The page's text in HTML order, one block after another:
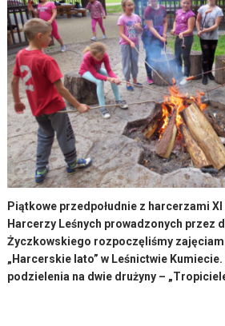
Piątkowe przedpołudnie z harcerzami
Harcerzy Leśnych prowadzonych przez
Życzkowskiego rozpoczęliśmy
„Harcerskie lato” w Leśnictwie Kumiecie.
podzielenia na dwie drużyny –